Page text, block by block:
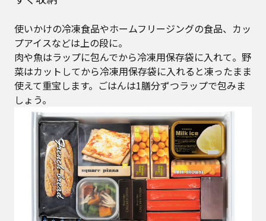
使いかけの冷凍食品やホームフリージングの食品、カッ
プアイスなどは上の段に。
肉や魚はラップに包んでから冷凍用保存袋に入れて。野
菜はカットしてから冷凍用保存袋に入れると凍ったまま
使えて重宝します。ごはんは1膳分ずつラップで包みま
しょう。